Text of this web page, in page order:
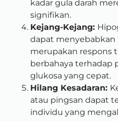
kadar gula darah
signifikan.
Kejang-Kejang:
dapat menyebabkan
merupakan respons
berbahaya terhadap
glukosa yang cepat.
Hilang Kesadaran:
atau pingsan dapat
individu yang